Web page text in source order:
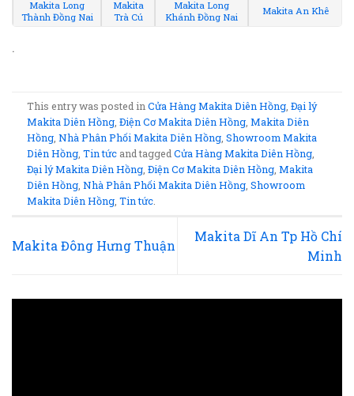
Makita Long
Thành Đồng Nai
Makita
Trà Cú
Makita Long
Khánh Đồng Nai
Makita An Khê
.
This entry was posted inCửa Hàng Makita Diên Hồng ,Đại lý
Makita Diên Hồng ,Điện Cơ Makita Diên Hồng ,Makita Diên
Hồng ,Nhà Phân Phối Makita Diên Hồng ,Showroom Makita
Diên Hồng ,Tin tức and taggedCửa Hàng Makita Diên Hồng
Đại lý Makita Diên Hồng ,Điện Cơ Makita Diên Hồng ,Makita
Diên Hồng ,Nhà Phân Phối Makita Diên Hồng ,Showroom
Makita Diên Hồng ,Tin tức
Makita Đông Hưng Thuận
Makita Dĩ An Tp Hồ Chí
Minh